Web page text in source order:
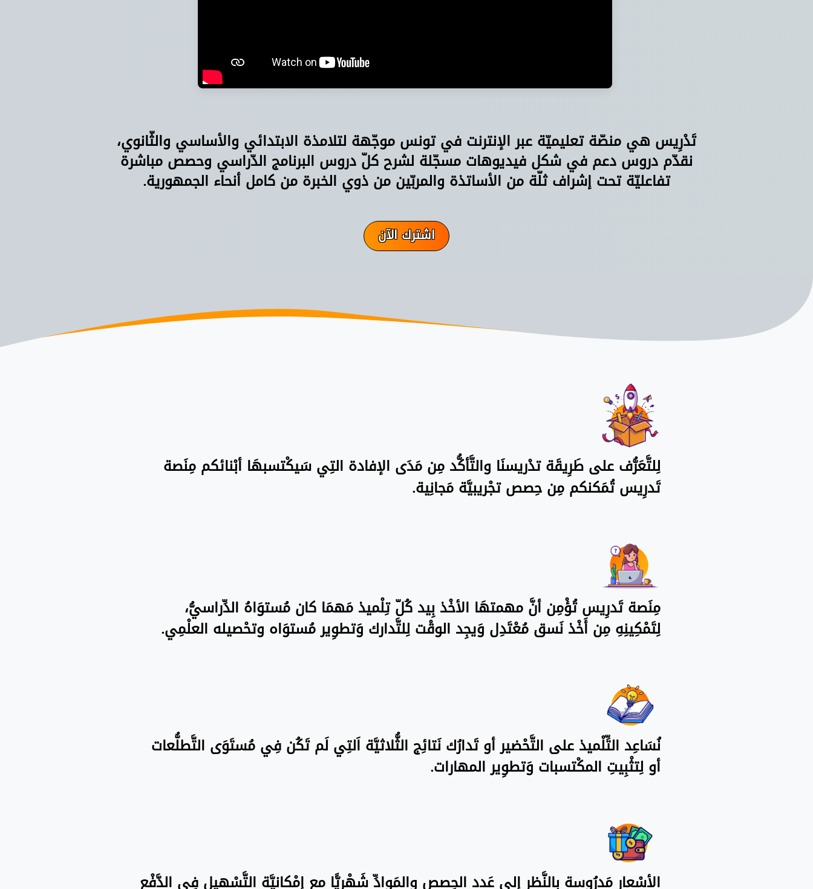
تَدْرِيس هي منصّة تعليميّة عبر الإنترنت في تونس موجّهة لتلامذة الابتدائي والأساسي والثّانوي،
نقدّم دروس دعم في شكل فيديوهات مسجّلة لشرح كلّ دروس البرنامج الدّراسي وحصص مباشرة
تفاعليّة تحت إشراف ثلّة من الأساتذة والمربّين من ذوي الخبرة من كامل أنحاء الجمهورية.
اشترك الآن
لِلتَّعَرُّف على طَرِيقَة تدْريسنَا والتَّأكُّد مِن مَدَى الإفادة التِي سَيكْتسبهَا أبْنائكم مِنَصة
تَدرِيس تُمَكنكم مِن حِصص تجْريبيَّة مَجانِية.
مِنَصة تَدرِيس تُؤْمِن أنَّ مهمتهَا الأخْذ بِيد كُلّ تِلْميذ مَهمَا كان مُستوَاهُ الدِّراسيُّ،
لِتَمْكِينِهِ مِن أَخْذ نَسق مُعْتَدِل وَيجِد الوقْت لِلتَّدارك وَتطوِير مُستوَاه وتحْصيله العلْمِي.
نُسَاعِد التِّلْميذ على التَّحْضير أو تَدارُك نَتائِج الثُّلاثيَّة اَلتِي لَم تَكُن فِي مُستَوَى التَّطلُّعات
أو لِتثْبِيتِ المكْتسبات وَتطوِير المهارات.
الأسْعار مَدرُوسة بِالنَّظر إِلى عَدد الحِصص والمَوادِّ شَهْريًّا مع إِمْكانيَّة التَّسْهيل فِي الدَّفْع